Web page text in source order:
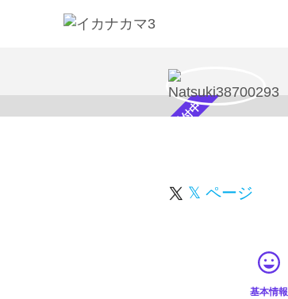
スカウト受付中
𝕏 ページ
基本情報